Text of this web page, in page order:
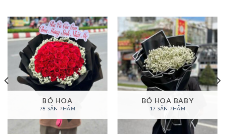
BÓ HOA
78 SẢN PHẨM
BÓ HOA BABY
17 SẢN PHẨM